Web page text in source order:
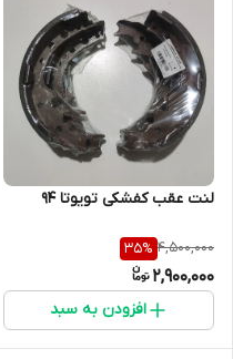
لنت عقب کفشکی تویوتا 94
4,500,000
35%
2,900,000
افزودن به سبد